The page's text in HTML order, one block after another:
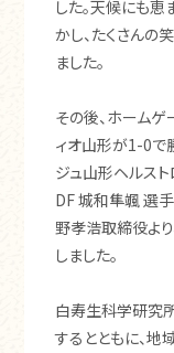
した。天候にも
かし、たくさんの
ました。
その後、ホームゲ
ィオ山形が1-0で
ジュ山形ヘルスト
DF 城和隼颯 選
野孝浩取締役よ
しました。
白寿生科学研究
するとともに、地